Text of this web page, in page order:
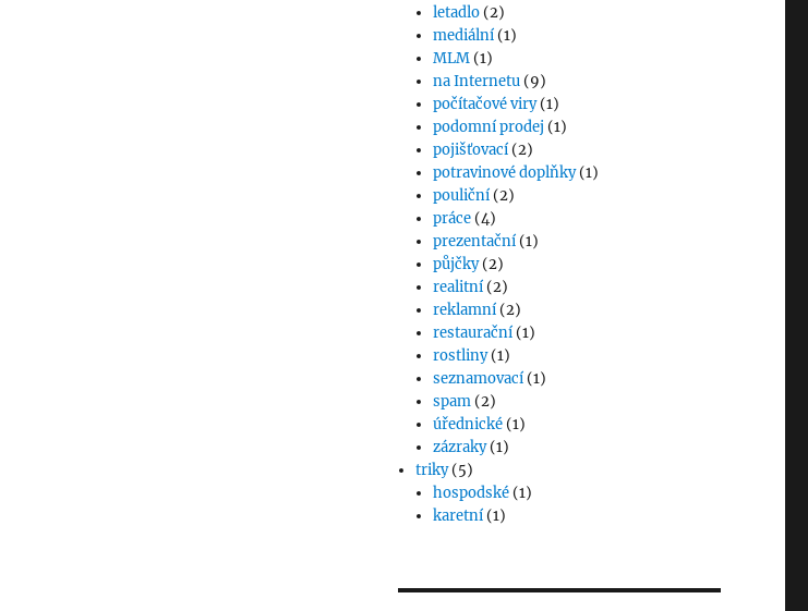
letadlo (2)
mediální (1)
MLM (1)
na Internetu (9)
počítačové viry(1)
podomní prodej (1)
pojišťovací (2)
potravinové doplňky(1)
pouliční (2)
práce (4)
prezentační (1)
půjčky(2)
realitní (2)
reklamní (2)
restaurační (1)
rostliny(1)
seznamovací (1)
spam (2)
úřednické (1)
zázraky(1)
triky(5)
hospodské (1)
karetní (1)